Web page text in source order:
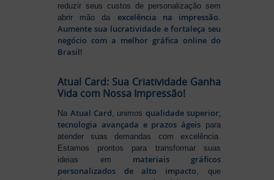
reduzir seus custos de personalização sem
abrir mão da excelência na impressão
Aumente sua lucratividade e fortaleça seu
negócio com a melhor gráfica online do
Brasil!
Atual Card: Sua Criatividade Ganha
Vida com Nossa Impressão!
Na Atual Card, unimos qualidade superior,
tecnologia avançada e prazos ágeispara
atender suas demandas com excelência.
Estamos prontos para transformar suas
ideias em materiais gráficos
personalizados de alto impacto, que